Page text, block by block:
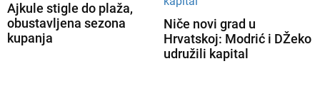
Ajkule stigle do plaža,
obustavljena sezona
kupanja
Niče novi grad u
Hrvatskoj: Modrić i DŽeko
udružili kapital